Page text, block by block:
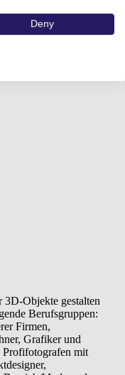
Painter
e.V.
Objekte gestalten
Berufsgruppen:
Firmen,
Grafiker und
Profifotografen mit
Deny